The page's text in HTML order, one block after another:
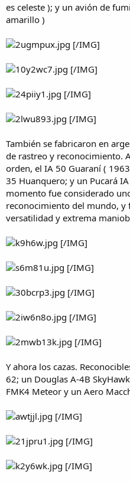
es celeste ); y un avión de
amarillo )
[/IMG]
[/IMG]
[/IMG]
[/IMG]
También se fabricaron en
de rastreo y reconocimiento.
orden, el IA 50 Guaraní (
35 Huanquero; y un Pucará
momento fue considerado
reconocimiento del mundo, y
versatilidad y extrema
[/IMG]
[/IMG]
[/IMG]
[/IMG]
[/IMG]
Y ahora los cazas.
62; un Douglas A-4B
FMK4 Meteor y un Aero
[/IMG]
[/IMG]
[/IMG]